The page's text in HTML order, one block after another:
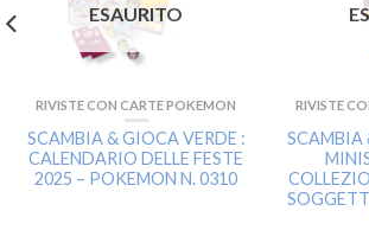
ESAURITO
RIVISTE CON CARTE POKEMON
SCAMBIA & GIOCA VERDE :
CALENDARIO DELLE FESTE
2025 – POKEMON N. 0310
RIVISTE
SCAMBIA